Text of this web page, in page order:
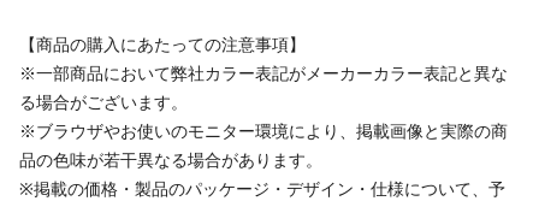
【商品の購入にあたっての注意事項】
※一部商品において弊社カラー表記がメーカーカラー表記と異な
る場合がございます。
※ブラウザやお使いのモニター環境により、掲載画像と実際の商
品の色味が若干異なる場合があります。
※掲載の価格・製品のパッケージ・デザイン・仕様について、予